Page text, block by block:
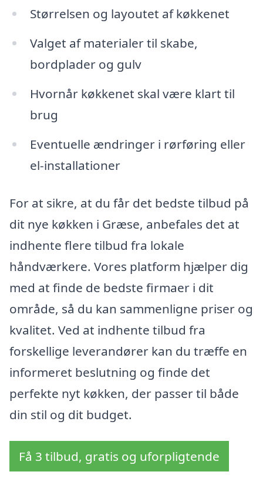
Størrelsen og layoutet af køkkenet
Valget af materialer til skabe,
bordplader og gulv
Hvornår køkkenet skal være klart til
brug
Eventuelle ændringer i rørføring eller
el-installationer
For at sikre, at du får det bedste tilbud på
dit nye køkken i Græse, anbefales det at
indhente flere tilbud fra lokale
håndværkere. Vores platform hjælper dig
med at finde de bedste firmaer i dit
område, så du kan sammenligne priser og
kvalitet. Ved at indhente tilbud fra
forskellige leverandører kan du træffe en
informeret beslutning og finde det
perfekte nyt køkken, der passer til både
din stil og dit budget.
Få 3 tilbud, gratis og uforpligtende